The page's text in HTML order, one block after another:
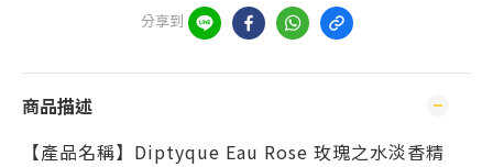
分享到
商品描述
【產品名稱】Diptyque Eau Rose 玫瑰之水淡香精